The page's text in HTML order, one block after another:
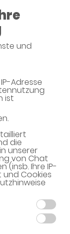
und
Adresse
ist
die
unserer
von Chat
(insb. Ihre IP-
Cookies
Ort